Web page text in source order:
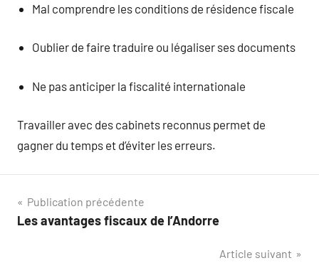
Mal comprendre les conditions de résidence fiscale
Oublier de faire traduire ou légaliser ses documents
Ne pas anticiper la fiscalité internationale
Travailler avec des cabinets reconnus permet de
gagner du temps et d’éviter les erreurs.
Navigation
de
Publication précédente
Les avantages fiscaux de l’Andorre
Article suivant